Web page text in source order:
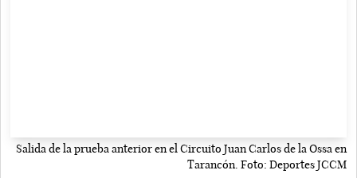
Salida de la prueba anterior en el Circuito Juan Carlos de la Ossa en
Tarancón. Foto: Deportes JCCM